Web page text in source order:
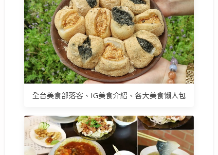
全台美食部落客、IG美食介紹、各大美食懶人包